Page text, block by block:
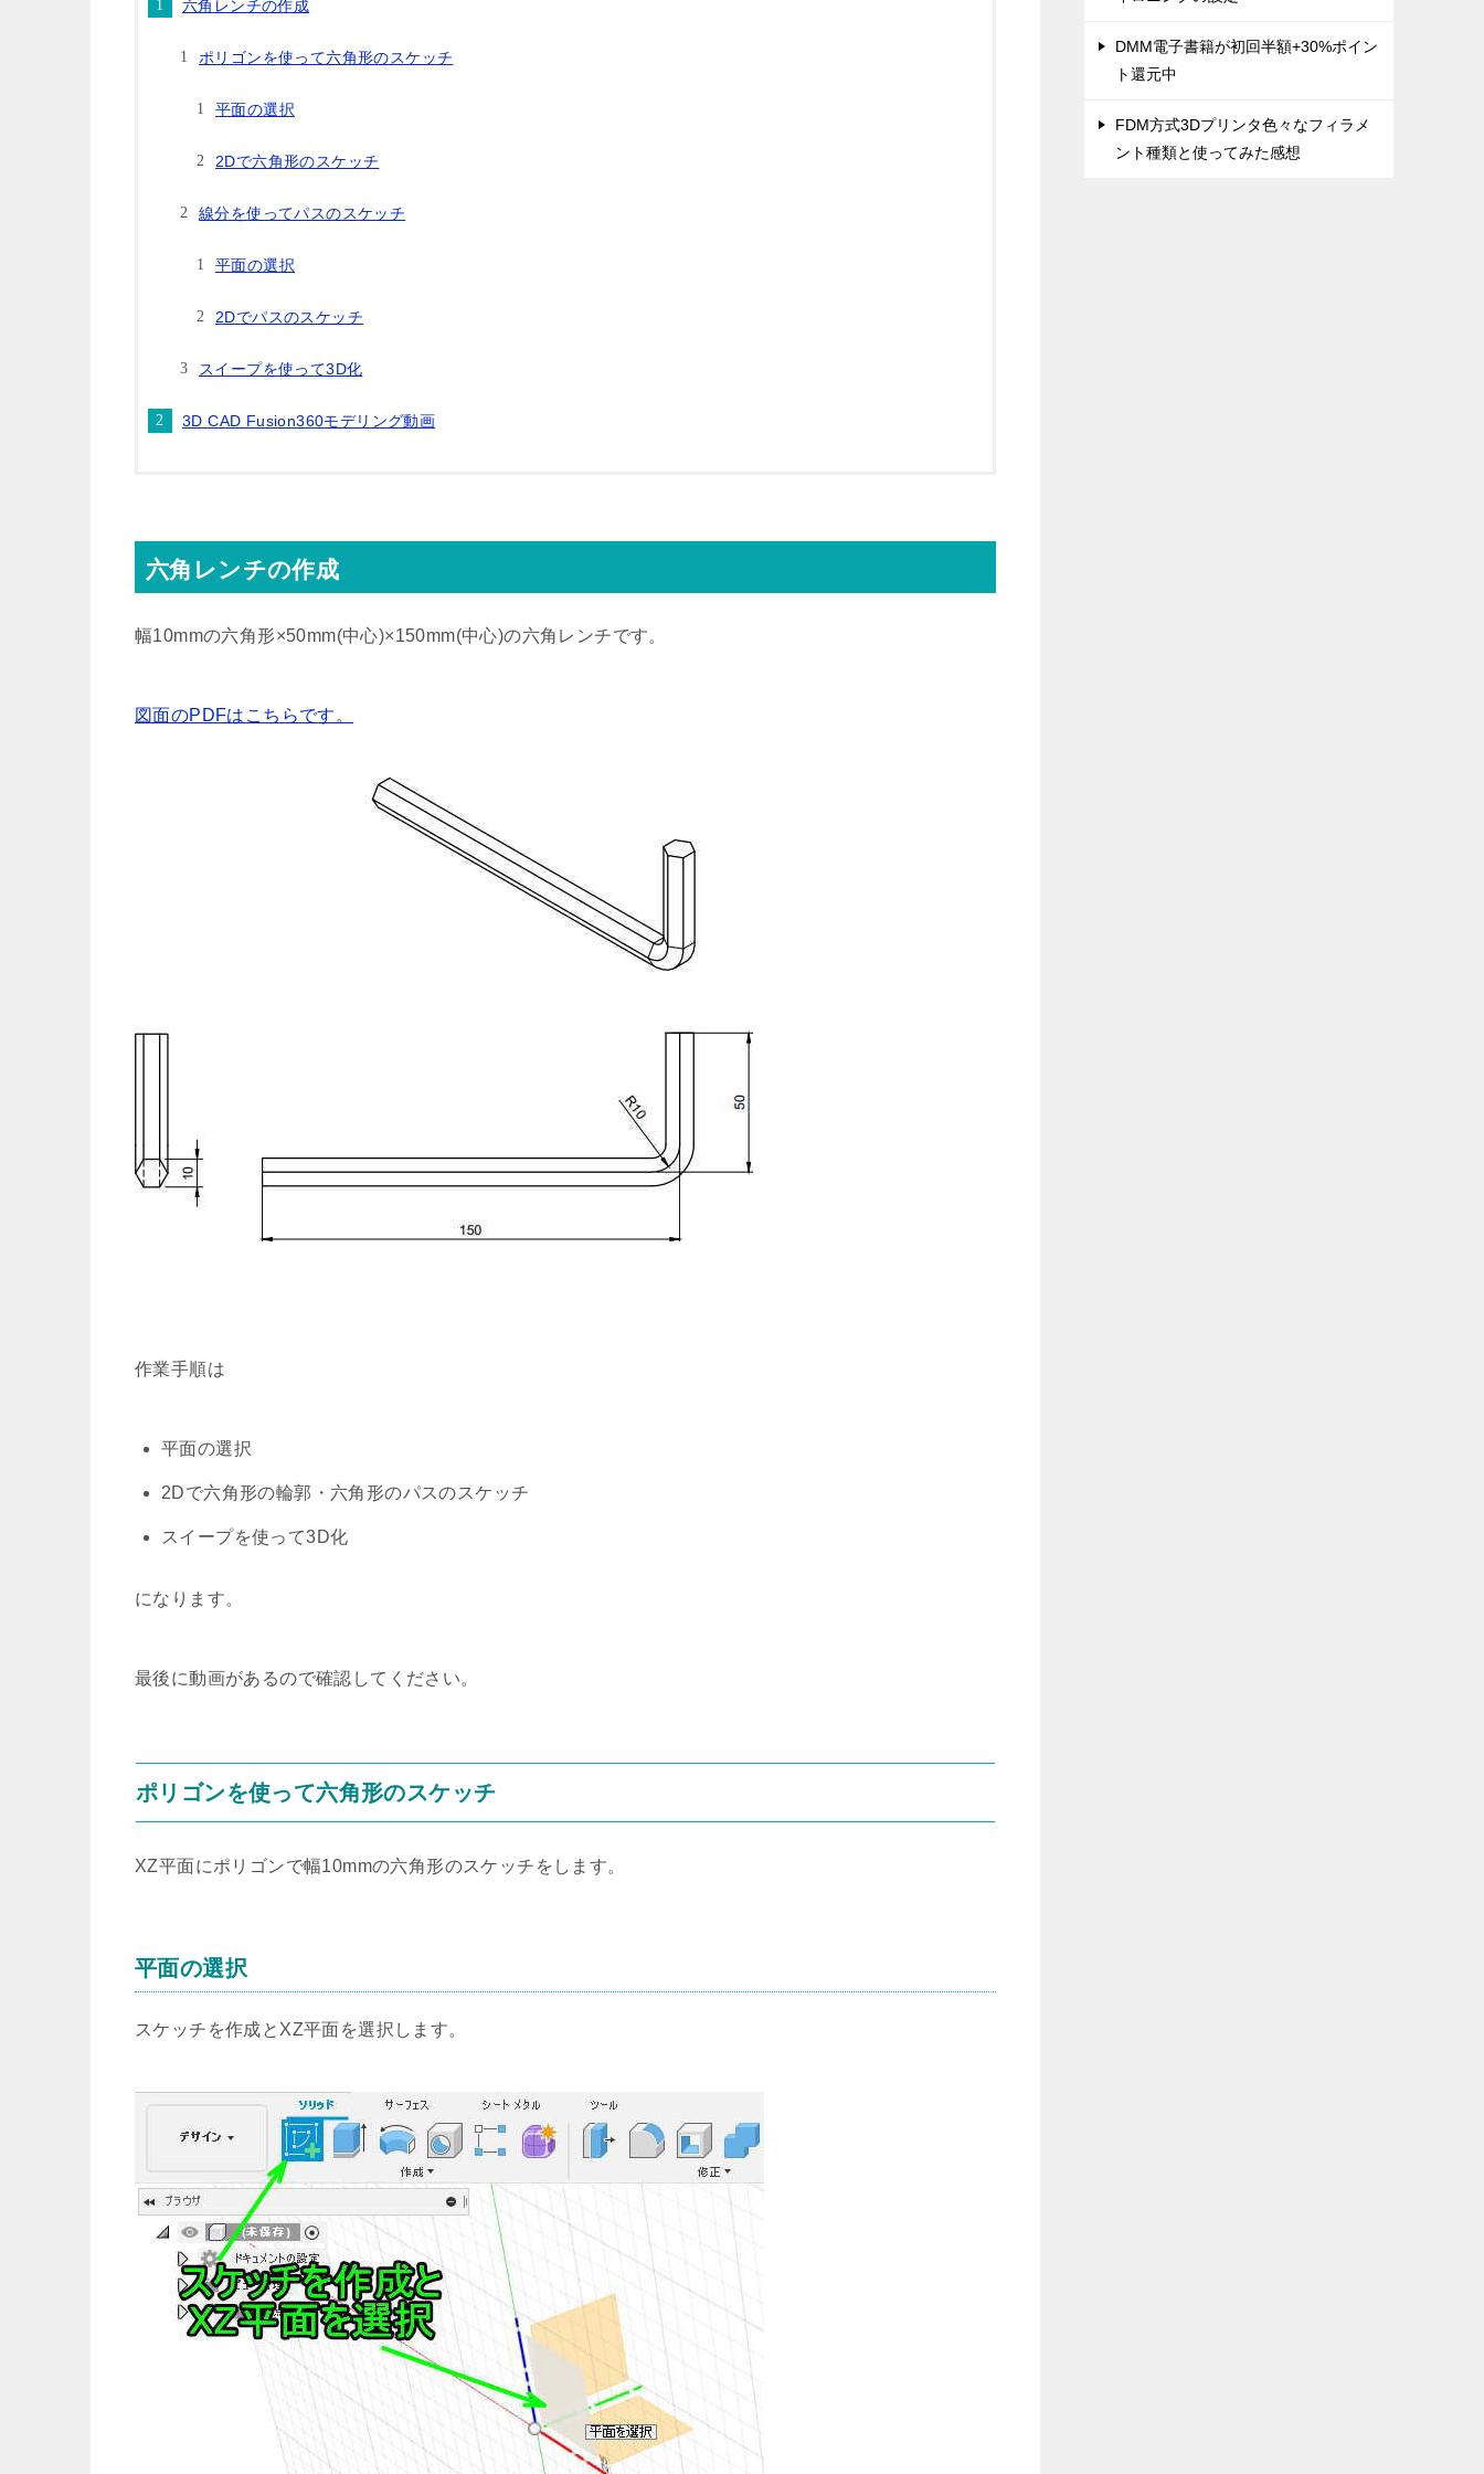
六角レンチの作成
ポリゴンを使って六角形のスケッチ
平面の選択
2Dで六角形のスケッチ
線分を使ってパスのスケッチ
平面の選択
2Dでパスのスケッチ
スイープを使って3D化
3D CAD Fusion360モデリング動画
六角レンチの作成
幅10mmの六角形×50mm(中心)×150mm(中心)の六角レンチです。
図面のPDFはこちらです。
作業手順は
平面の選択
2Dで六角形の輪郭・六角形のパスのスケッチ
スイープを使って3D化
になります。
最後に動画があるので確認してください。
ポリゴンを使って六角形のスケッチ
XZ平面にポリゴンで幅10mmの六角形のスケッチをします。
平面の選択
スケッチを作成とXZ平面を選択します。
DMM電子書籍が初回半額+30%ポイン
ト還元中
FDM方式3Dプリンタ色々なフィラメ
ント種類と使ってみた感想